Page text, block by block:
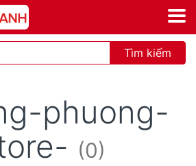
Tìm kiếm
phuong-
(0)